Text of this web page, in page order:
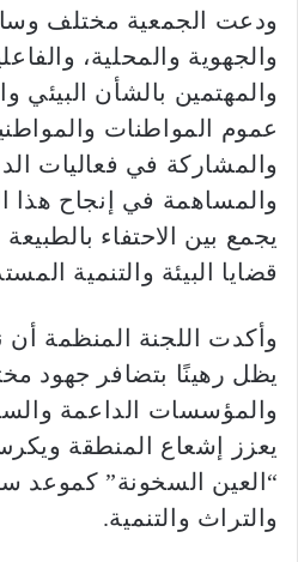
ودعت الجمعية مختلف
والجهوية والمحلية،
والمهتمين بالشأن البيئي
عموم المواطنات
والمشاركة في فعاليات
والمساهمة في إنجاح هذا
يجمع بين الاحتفاء
قضايا البيئة والتنمية
وأكدت اللجنة المنظمة أن
يظل رهينًا بتضافر جهود
والمؤسسات الداعمة
يعزز إشعاع المنطقة
“العين السخونة” كموعد
والتراث والتنمية.